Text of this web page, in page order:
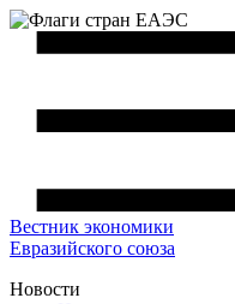
Вестник экономики
Евразийского союза
Новости